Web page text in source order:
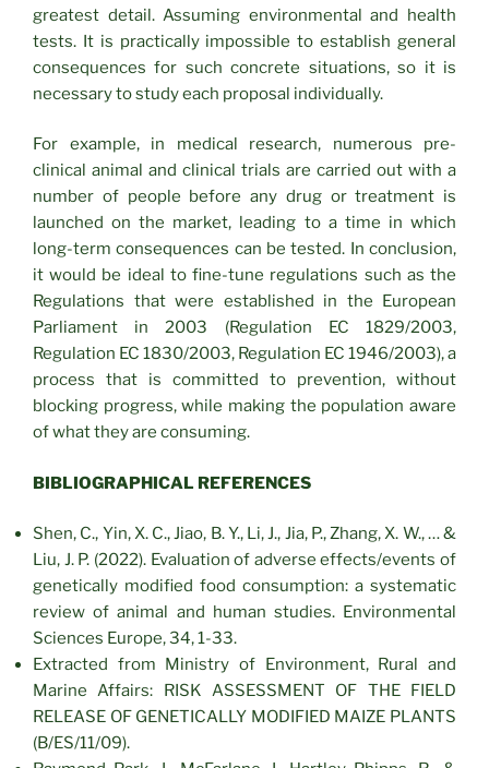
greatest detail. Assuming environmental and health
tests. It is practically impossible to establish general
consequences for such concrete situations, so it is
necessary to study each proposal individually.
For example, in medical research, numerous pre-
clinical animal and clinical trials are carried out with a
number of people before any drug or treatment is
launched on the market, leading to a time in which
long-term consequences can be tested. In conclusion,
it would be ideal to fine-tune regulations such as the
Regulations that were established in the European
Parliament in 2003 (Regulation EC 1829/2003,
Regulation EC 1830/2003, Regulation EC 1946/2003), a
process that is committed to prevention, without
blocking progress, while making the population aware
of what they are consuming.
BIBLIOGRAPHICAL REFERENCES
Shen, C., Yin, X. C., Jiao, B. Y., Li, J., Jia, P., Zhang, X. W., … &
Liu, J. P. (2022). Evaluation of adverse effects/events of
genetically modified food consumption: a systematic
review of animal and human studies. Environmental
Sciences Europe, 34, 1-33.
Extracted from Ministry of Environment, Rural and
Marine Affairs: RISK ASSESSMENT OF THE FIELD
RELEASE OF GENETICALLY MODIFIED MAIZE PLANTS
(B/ES/11/09).